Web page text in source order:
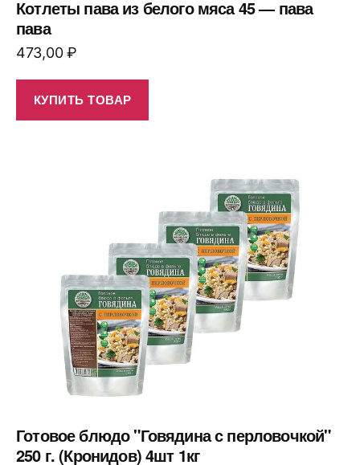
Котлеты пава из белого мяса 45 — пава
пава
473,00₽
КУПИТЬ ТОВАР
Готовое блюдо "Говядина с перловочкой"
250 г. (Кронидов) 4шт 1кг